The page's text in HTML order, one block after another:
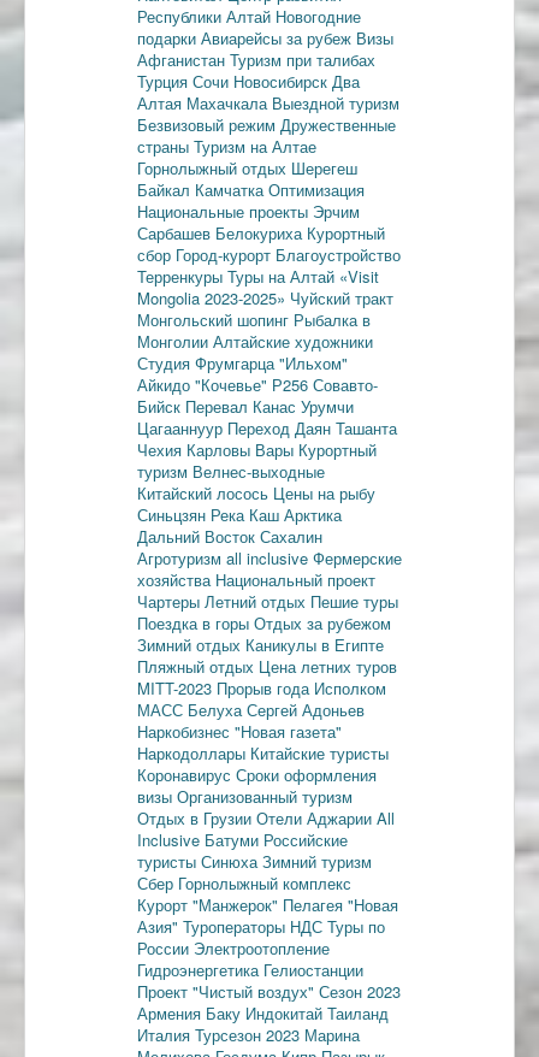
Республики Алтай Новогодние
подарки Авиарейсы за рубеж Визы
Афганистан Туризм при талибах
Турция Сочи Новосибирск Два
Алтая Махачкала Выездной туризм
Безвизовый режим Дружественные
страны Туризм на Алтае
Горнолыжный отдых Шерегеш
Байкал КамчаткаОптимизация
Национальные проекты Эрчим
Сарбашев Белокуриха Курортный
сбор Город-курорт Благоустройство
Терренкуры Туры на Алтай «Visit
Mongolia 2023-2025» Чуйский тракт
Монгольский шопинг Рыбалка в
Монголии Алтайские художники
Студия Фрумгарца"Ильхом"
Айкидо "Кочевье" Р256 Совавто-
Бийск Перевал Канас Урумчи
Цагааннуур Переход Даян Ташанта
Чехия Карловы Вары Курортный
туризм Велнес-выходные
Китайский лосось Цены на рыбу
Синьцзян Река Каш Арктика
Дальний Восток Сахалин
Агротуризм all inclusive Фермерские
хозяйства Национальный проект
Чартеры Летний отдых Пешие туры
Поездка в горы Отдых за рубежом
Зимний отдых Каникулы в Египте
Пляжный отдых Цена летних туров
MITT-2023 Прорыв года Исполком
МАСС БелухаСергей Адоньев
Наркобизнес "Новая газета"
Наркодоллары Китайские туристы
Коронавирус Сроки оформления
визы Организованный туризм
Отдых в Грузии Отели Аджарии All
Inclusive Батуми Российские
туристы СинюхаЗимний туризм
Сбер Горнолыжный комплекс
Курорт "Манжерок" Пелагея "Новая
Азия" Туроператоры НДС Туры по
России Электроотопление
Гидроэнергетика Гелиостанции
Проект "Чистый воздух" Сезон 2023
Армения Баку Индокитай Таиланд
Италия Турсезон 2023 Марина